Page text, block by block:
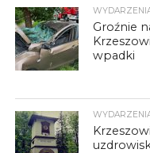
Groźnie
wpadki